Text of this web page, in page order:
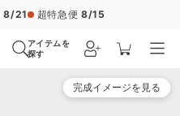
8/21 超特急便 8/15
アイテムを
探す
完成イメージを見る